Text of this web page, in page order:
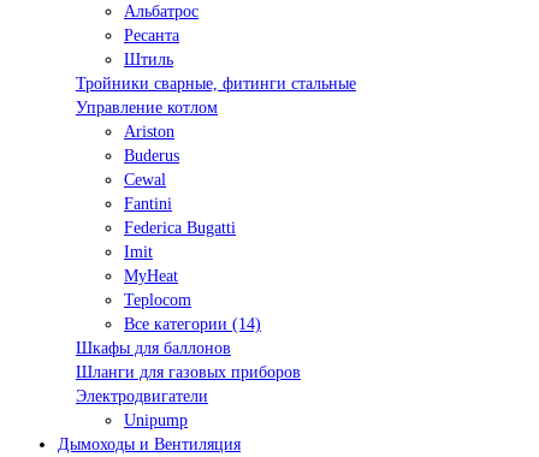
Альбатрос
Ресанта
Штиль
Тройники сварные, фитинги стальные
Управление котлом
Ariston
Buderus
Cewal
Fantini
Federica Bugatti
Imit
MyHeat
Teplocom
Все категории (14)
Шкафы для баллонов
Шланги для газовых приборов
Электродвигатели
Unipump
Дымоходы и Вентиляция